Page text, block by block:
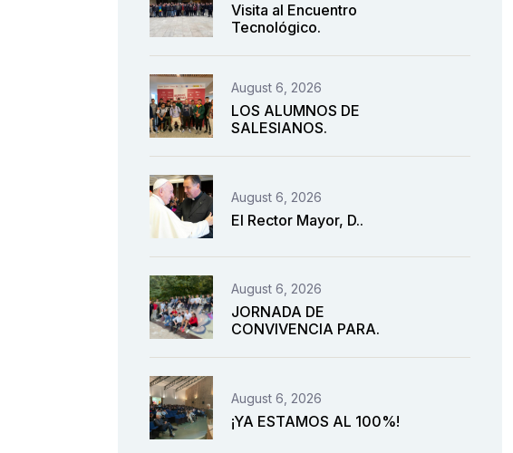
Visita al Encuentro
Tecnológico.
August 6, 2026
LOS ALUMNOS DE
SALESIANOS.
August 6, 2026
El Rector Mayor, D..
August 6, 2026
JORNADA DE
CONVIVENCIA PARA.
August 6, 2026
¡YA ESTAMOS AL 100%!